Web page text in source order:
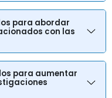
para abordar
con las
para aumentar